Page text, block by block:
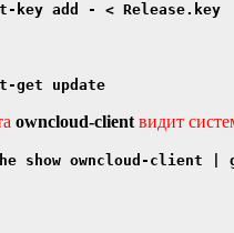
key add - < Release.key
get update
owncloud-client видит
show owncloud-client |